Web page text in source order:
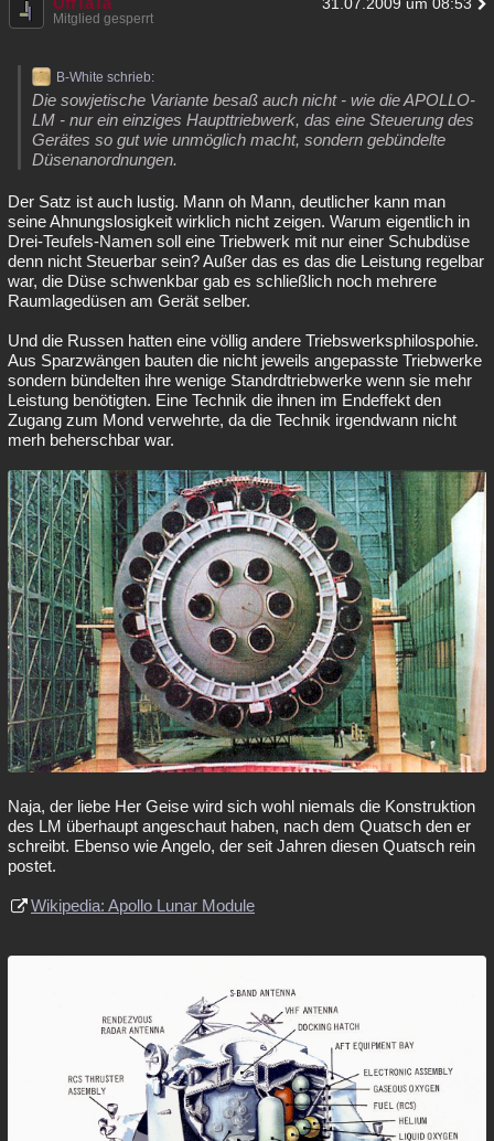
31.07.2009 um 08:53
Mitglied gesperrt
B-White schrieb:
Die sowjetische Variante besaß auch nicht - wie die APOLLO-
LM - nur ein einziges Haupttriebwerk, das eine Steuerung des
Gerätes so gut wie unmöglich macht, sondern gebündelte
Düsenanordnungen.
Der Satz ist auch lustig. Mann oh Mann, deutlicher kann man
seine Ahnungslosigkeit wirklich nicht zeigen. Warum eigentlich in
Drei-Teufels-Namen soll eine Triebwerk mit nur einer Schubdüse
denn nicht Steuerbar sein? Außer das es das die Leistung regelbar
war, die Düse schwenkbar gab es schließlich noch mehrere
Raumlagedüsen am Gerät selber.
Und die Russen hatten eine völlig andere Triebswerksphilospohie.
Aus Sparzwängen bauten die nicht jeweils angepasste Triebwerke
sondern bündelten ihre wenige Standrdtriebwerke wenn sie mehr
Leistung benötigten. Eine Technik die ihnen im Endeffekt den
Zugang zum Mond verwehrte, da die Technik irgendwann nicht
merh beherschbar war.
Naja, der liebe Her Geise wird sich wohl niemals die Konstruktion
des LM überhaupt angeschaut haben, nach dem Quatsch den er
schreibt. Ebenso wie Angelo, der seit Jahren diesen Quatsch rein
postet.
Wikipedia: Apollo Lunar Module